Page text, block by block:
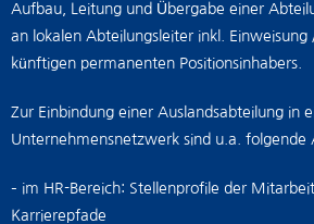
Aufbau, Leitung und Übergabe einer
an lokalen Abteilungsleiter inkl. Einweisung
künftigen permanenten Positionsinhabers.
Zur Einbindung einer Auslandsabteilung in
Unternehmensnetzwerk sind u.a. folgende
– im HR-Bereich: Stellenprofile der
Karrierepfade